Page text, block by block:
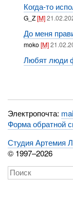
Когда-то
G_Z[M]
До меня
moko[M]
Любят люди
Электропочта:
Форма обратной
Студия Артемия
© 1997–2026